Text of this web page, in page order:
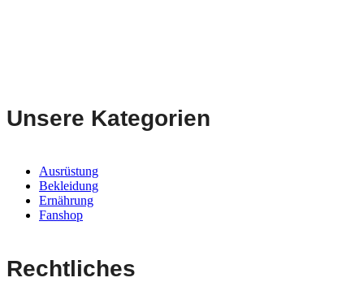
Unsere Kategorien
Ausrüstung
Bekleidung
Ernährung
Fanshop
Rechtliches